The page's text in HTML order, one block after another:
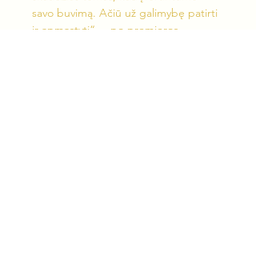
savo buvimą. Ačiū už galimybę patirti
ir apmąstyti“, – po premjeros